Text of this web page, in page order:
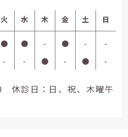
火 水 木 金 土 日
● ● - ● -
-
- - ● - ● -
休診日：日、祝、木曜午